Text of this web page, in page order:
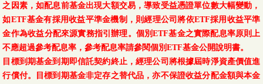
第一金全球AI精準醫
08/05 11.7017 -0.0223 -0.19 %
第一金全球AI人工智
慧基金-新臺幣-I
08/05 34.95 -0.60 -1.69 %
之因素，如配息前基金出現大額交易，導致受益憑證單位數大幅變動，
如ETF基金有採用收益平準金機制，則經理公司將依ETF採用收益平準
金作為收益分配來源實務指引辦理。個別ETF基金之實際配息率原則上
不應超過參考配息率，參考配息率請參閱個別ETF基金公開說明書。
目標到期基金到期即信託契約終止，經理公司將根據屆時淨資產價值進
行償付。目標到期基金非定存之替代品，亦不保證收益分配金額與本金